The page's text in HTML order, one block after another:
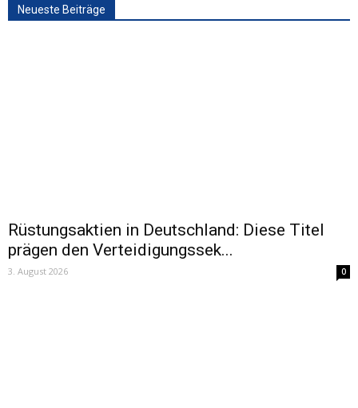
Neueste Beiträge
Rüstungsaktien in Deutschland: Diese Titel
prägen den Verteidigungssek...
3. August 2026 0